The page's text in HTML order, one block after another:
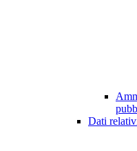
Dati